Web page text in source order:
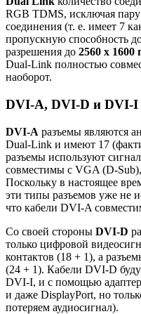
RGB TDMS, исключая пару
соединения (т. е. имеет 7
пропускную способность
разрешения до 2560 x 1600
Dual-Link полностью
наоборот.
DVI-A, DVI-D и DVI-I
DVI-A разъемы являются
Dual-Link и имеют 17
разъемы используют
совместимы с VGA (D-Sub),
Поскольку в настоящее
эти типы разъемов уже не
что кабели DVI-A
Со своей стороны DVI-D
только цифровой
контактов (18 + 1), а
(24 + 1). Кабели DVI-D
DVI-I, и с помощью
и даже DisplayPort, но
потеряем аудиосигнал).